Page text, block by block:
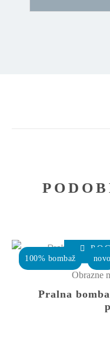
100% bombaž novo
Obrazne
Pralna